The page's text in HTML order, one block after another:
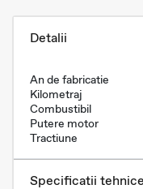
Detalii
An de fabricatie
Kilometraj
Combustibil
Putere motor
Tractiune
Specificatii tehnice